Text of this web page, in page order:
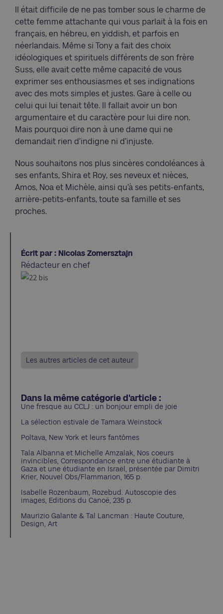
Il était difficile de ne pas tomber sous le charme de
cette femme attachante qui vous parlait à la fois en
français, en hébreu, en yiddish, et parfois en
néerlandais. Même si Tony a fait des choix
idéologiques et spirituels différents de son frère
Suss, elle avait cette même capacité de vous
exprimer ses enthousiasmes et ses indignations
avec des mots simples et justes. Gare à celle ou
celui qui lui tenait tête. Il fallait avoir un bon
argumentaire et du caractère pour lui dire non.
Mais pourquoi dire non à une dame qui ne
demandait rien d’indigne ni d’injuste.
Nous souhaitons nos plus sincères condoléances à
ses enfants, Shira et Roy, ses neveux et nièces,
Amos, Noa et Michèle, ainsi qu’à ses petits-enfants,
arrière-petits-enfants, toute sa famille et ses
proches.
Écrit par : Nicolas Zomersztajn
Rédacteur en chef
Les autres articles de cet auteur
Dans la même catégorie d'article :
Une fresque au CCLJ : un bonjour empli de joie
La sélection estivale de Tamara Weinstock
Poltava, New York et leurs fantômes
Tala Albanna et Michelle Amzalak, Nos coeurs
invincibles, Correspondance entre une étudiante à
Gaza et une étudiante en Israël, présentée par Dimitri
Krier, Nouvel Obs/Flammarion, 165 p.
Isabelle Rozenbaum, Rozebud. Autoscopie des
images, Editions du Canoë, 235 p.
Maurizio Galante & Tal Lancman : Haute Couture,
Design, Art